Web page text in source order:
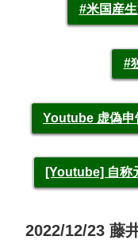
#米国産
#
Youtube 虚偽
[Youtube] 自称
2022/12/23 藤